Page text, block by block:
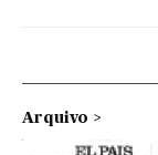
Arquivo